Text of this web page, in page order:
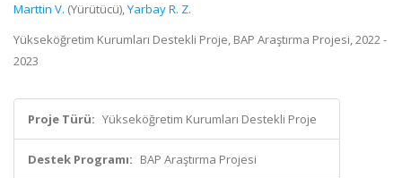
Marttin V. (Yürütücü),Yarbay R. Z.
Yükseköğretim Kurumları Destekli Proje, BAP Araştırma Projesi, 2022 -
2023
Proje Türü: Yükseköğretim Kurumları Destekli Proje
Destek Programı: BAP Araştırma Projesi